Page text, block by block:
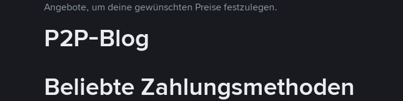
Angebote, um deine gewünschten Preise festzulegen.
P2P-Blog
Beliebte Zahlungsmethoden